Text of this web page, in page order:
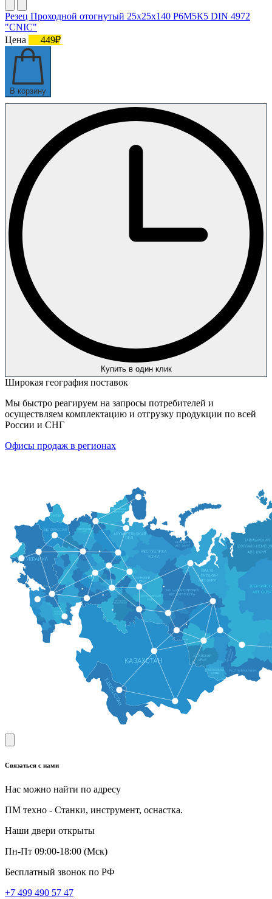
Резец Проходной отогнутый 25х25х140 Р6М5К5 DIN 4972
"CNIC"
Цена
449₽
В корзину
Купить в один клик
Широкая география поставок
Мы быстро реагируем на запросы потребителей и
осуществляем комплектацию и отгрузку продукции по всей
России и СНГ
Офисы продаж в регионах
Связаться с нами
Нас можно найти по адресу
ПМ техно - Станки, инструмент, оснастка.
Наши двери открыты
Пн-Пт 09:00-18:00 (Мск)
Бесплатный звонок по РФ
+7 499 490 57 47